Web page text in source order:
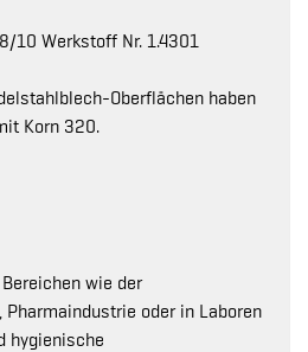
10 Werkstoff Nr. 1.4301
Oberflächen haben
Korn 320.
wie der
oder in Laboren
hygienische